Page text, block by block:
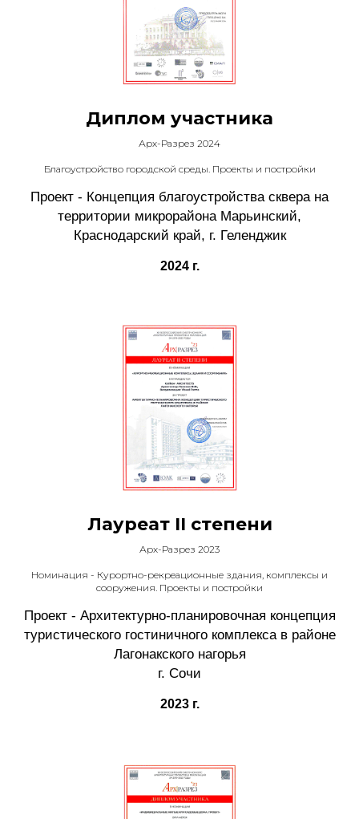
Диплом участника
Арх-Разрез 2024
Благоустройство городской среды. Проекты и постройки
Проект - Концепция благоустройства сквера на
территории микрорайона Марьинский,
Краснодарский край, г. Геленджик
2024 г.
Лауреат II степени
Арх-Разрез 2023
Номинация - Курортно-рекреационные здания, комплексы и
сооружения. Проекты и постройки
Проект - Архитектурно-планировочная концепция
туристического гостиничного комплекса в районе
Лагонакского нагорья
г. Сочи
2023 г.